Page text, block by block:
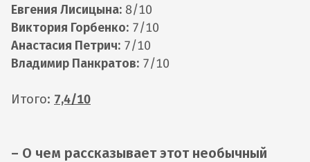
Евгения Лисицына: 8/10
Виктория Горбенко: 7/10
Анастасия Петрич: 7/10
Владимир Панкратов: 7/10
Итого: 7,4/10
– О чем рассказывает этот необычный